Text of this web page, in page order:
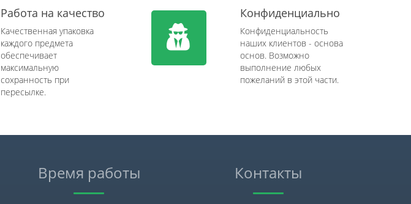
Работа на качество
Качественная упаковка
каждого предмета
обеспечивает
максимальную
сохранность при
пересылке.
Конфиденциально
Конфиденциальность
наших клиентов - основа
основ. Возможно
выполнение любых
пожеланий в этой части.
Время работы Контакты